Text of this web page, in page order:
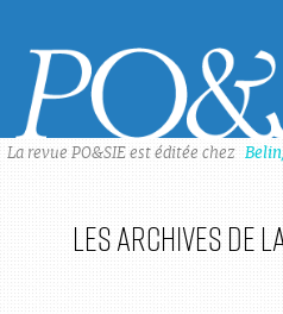
La revue PO&SIE est éditée chez
Les archives de